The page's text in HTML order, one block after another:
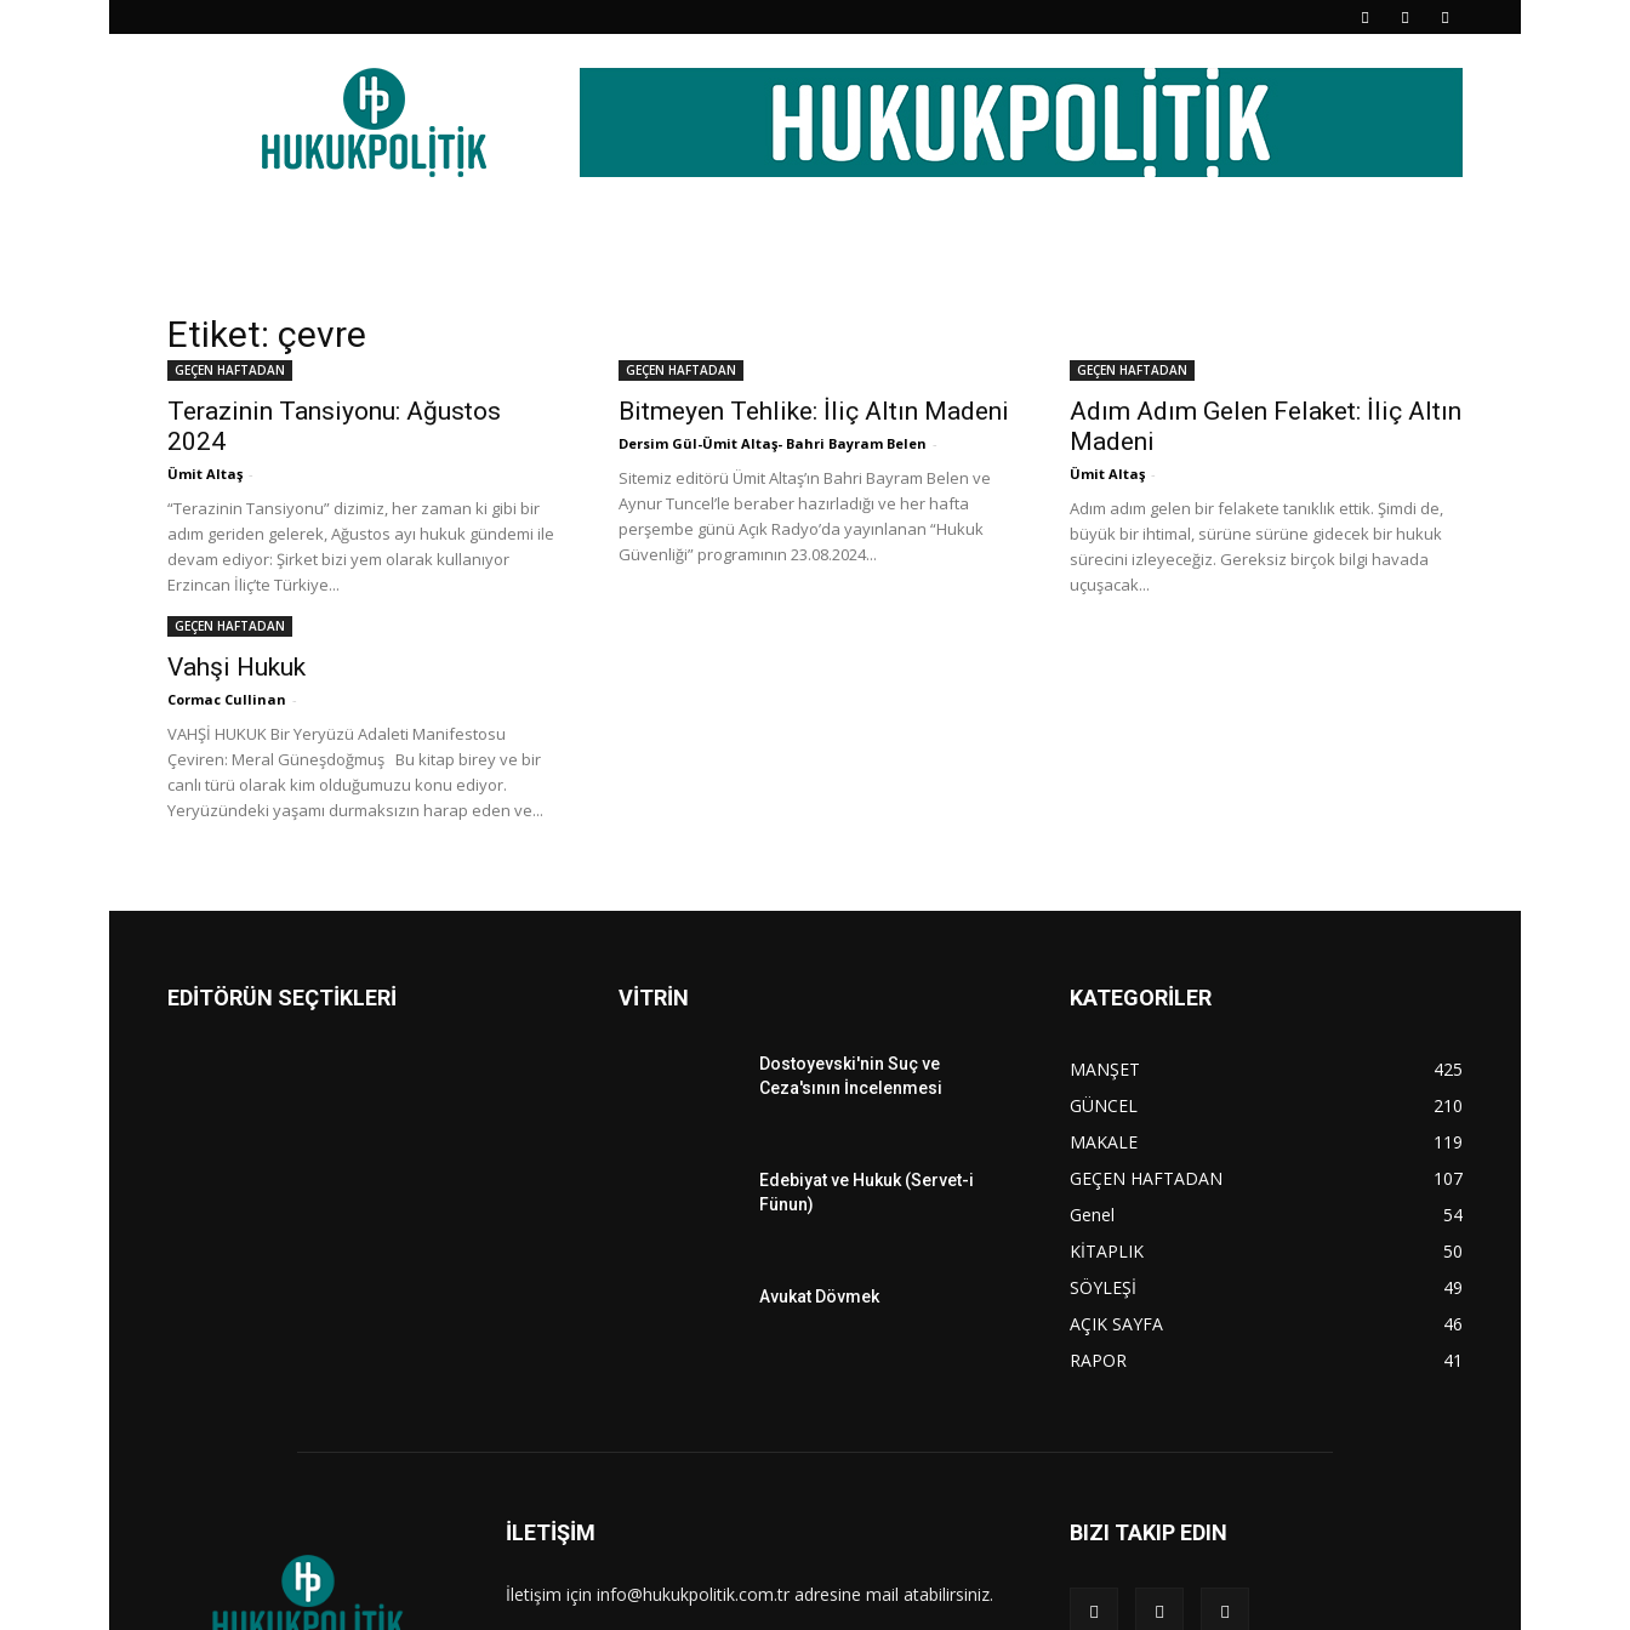
HukukPolitik
Etiket: çevre
GEÇEN HAFTADAN
Terazinin Tansiyonu: Ağustos
2024
Ümit Altaş -
“Terazinin Tansiyonu” dizimiz, her zaman ki gibi bir
adım geriden gelerek, Ağustos ayı hukuk gündemi ile
devam ediyor: Şirket bizi yem olarak kullanıyor
Erzincan İliç’te Türkiye...
GEÇEN HAFTADAN
Bitmeyen Tehlike: İliç Altın Madeni
Dersim Gül-Ümit Altaş- Bahri Bayram Belen -
Sitemiz editörü Ümit Altaş’ın Bahri Bayram Belen ve
Aynur Tuncel’le beraber hazırladığı ve her hafta
perşembe günü Açık Radyo’da yayınlanan “Hukuk
Güvenliği” programının 23.08.2024...
GEÇEN HAFTADAN
Adım Adım Gelen Felaket: İliç Altın
Madeni
Ümit Altaş -
Adım adım gelen bir felakete tanıklık ettik. Şimdi de,
büyük bir ihtimal, sürüne sürüne gidecek bir hukuk
sürecini izleyeceğiz. Gereksiz birçok bilgi havada
uçuşacak...
GEÇEN HAFTADAN
Vahşi Hukuk
Cormac Cullinan -
VAHŞİ HUKUK Bir Yeryüzü Adaleti Manifestosu
Çeviren: Meral Güneşdoğmuş Bu kitap birey ve bir
canlı türü olarak kim olduğumuzu konu ediyor.
Yeryüzündeki yaşamı durmaksızın harap eden ve...
EDİTÖRÜN SEÇTİKLERİ VİTRİN
Dostoyevski'nin Suç ve
Ceza'sının İncelenmesi
Edebiyat ve Hukuk (Servet-i
Fünun)
Avukat Dövmek
KATEGORİLER
MANŞET
425
GÜNCEL
210
MAKALE
119
GEÇEN HAFTADAN
107
Genel
54
KİTAPLIK
50
SÖYLEŞİ
49
AÇIK SAYFA
46
RAPOR
41
İLETİŞİM
İletişim için info@hukukpolitik.com.tr adresine mail atabilirsiniz.
BIZI TAKIP EDIN